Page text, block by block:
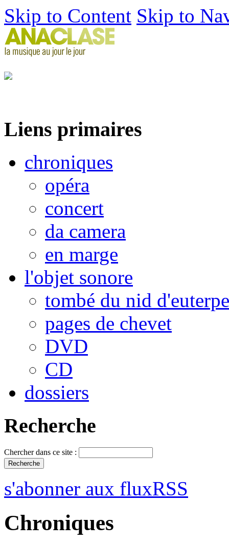
Skip to Content Skip to
Liens primaires
chroniques
opéra
concert
da camera
en marge
l'objet sonore
tombé du nid d'euterpe
pages de chevet
DVD
CD
dossiers
Recherche
Chercher dans ce site :
s'abonner aux fluxRSS
Chroniques